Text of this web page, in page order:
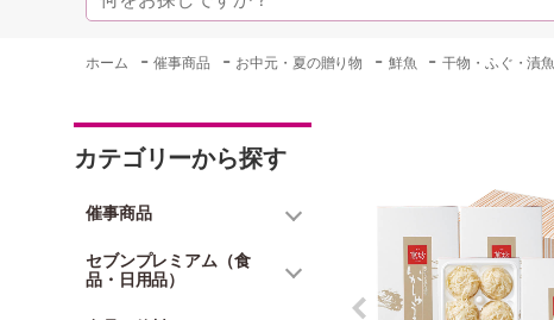
ホーム -催事商品 - お中元・夏の贈り物 - 鮮魚 -干物・ふぐ・漬
カテゴリーから探す
催事商品
セブンプレミアム（食
品・日用品）